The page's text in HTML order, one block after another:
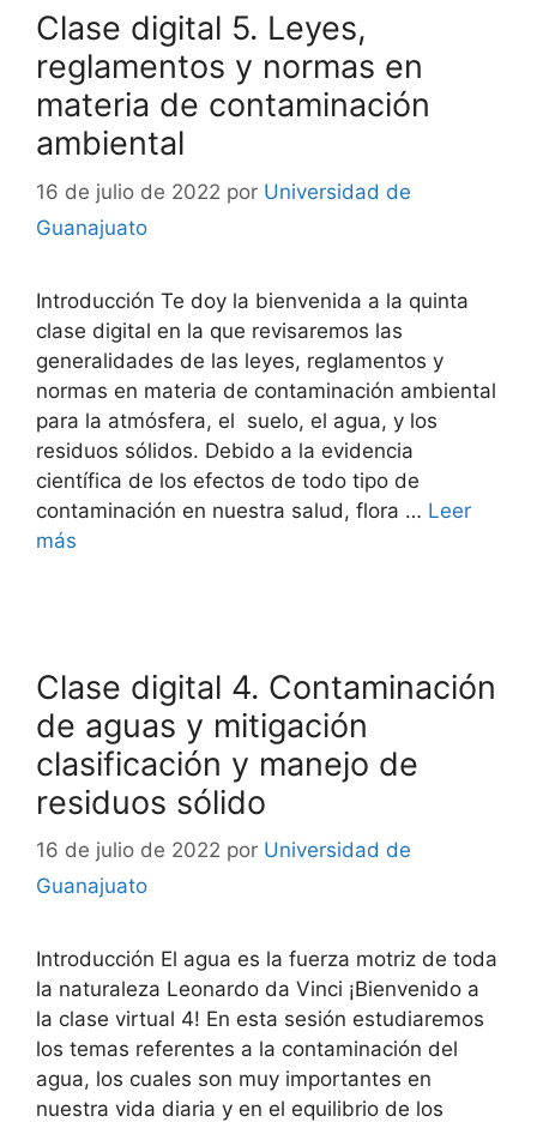
Clase digital 5. Leyes,
reglamentos y normas en
materia de contaminación
ambiental
16 de julio de 2022 por Universidad de
Guanajuato
Introducción Te doy la bienvenida a la quinta
clase digital en la que revisaremos las
generalidades de las leyes, reglamentos y
normas en materia de contaminación ambiental
para la atmósfera, el suelo, el agua, y los
residuos sólidos. Debido a la evidencia
científica de los efectos de todo tipo de
contaminación en nuestra salud, flora … Leer
más
Clase digital 4. Contaminación
de aguas y mitigación
clasificación y manejo de
residuos sólido
16 de julio de 2022 por Universidad de
Guanajuato
Introducción El agua es la fuerza motriz de toda
la naturaleza Leonardo da Vinci ¡Bienvenido a
la clase virtual 4! En esta sesión estudiaremos
los temas referentes a la contaminación del
agua, los cuales son muy importantes en
nuestra vida diaria y en el equilibrio de los